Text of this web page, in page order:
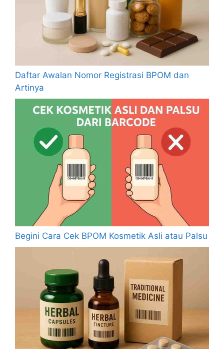
Daftar Awalan Nomor Registrasi BPOM dan
Artinya
Begini Cara Cek BPOM Kosmetik Asli atau Palsu